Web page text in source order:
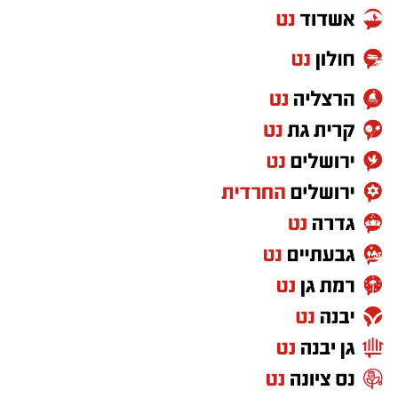
אחיו הגדול נאור סיפר עליו:
משהו מטל, כנראה זה היה לדעת ליהנות מהרגע,
ליהנות מהחיים ולמצות כל רגע עד הסוף".
לצד שמחת החיים, טל היה שאפתן ונחוש. הוא
הצטיין בלימודיו, הציב לעצמו מטרות ופעל להשגתן,
תוך שמירה על הצניעות והענווה שאפיינו אותו.
"אין עיגולי פינות"
בינואר 2021 התגייס טל לצה"ל ושירת ביחידה
מסווגת. במהלך שירותו שימש כסמל הדרכות בצוות
פיקוד והיה מודל ודוגמה לחיילים הצעירים שאותם
חנך.
את תפיסת הפיקוד שלו ניסח בעצמו:
לרכישת כרטיסים
יש לכם מידע חשוב שטרם נחשף? צילומים מאירוע
חדשותי? מצאתם טעות בכתבה? נשמח שתשתפו
אותנו